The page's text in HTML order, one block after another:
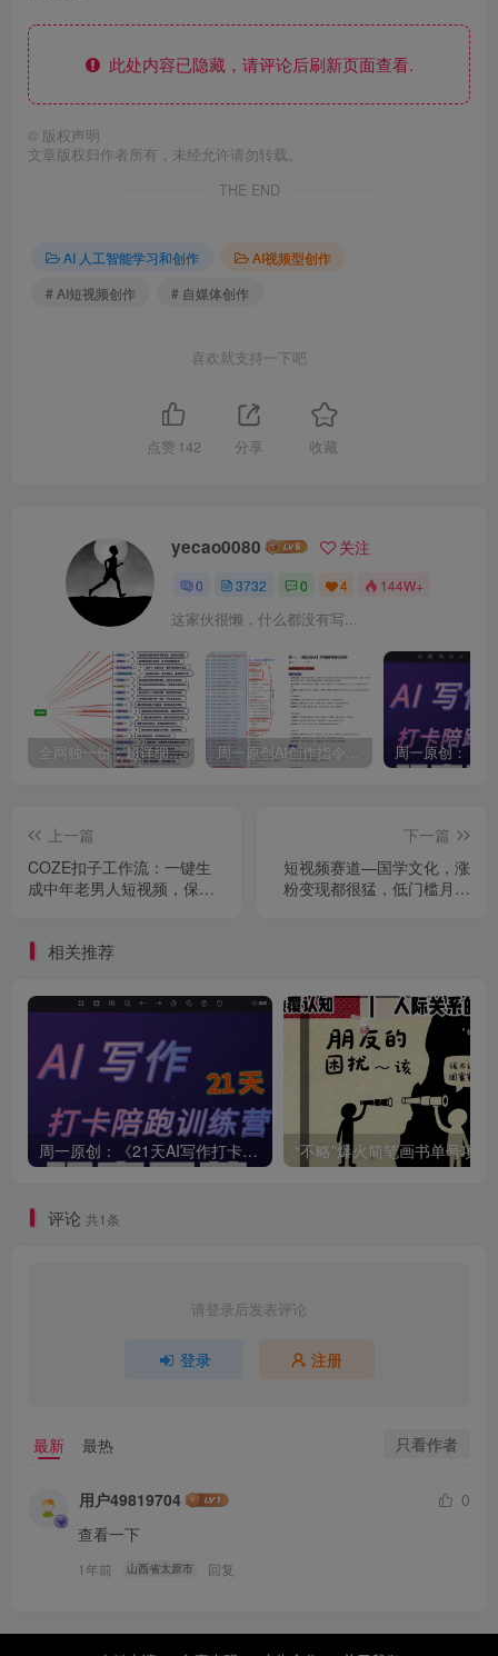
此处内容已隐藏，请评论后刷新页面查看.
© 版权声明
文章版权归作者所有，未经允许请勿转载。
THE END
AI 人工智能学习和创作
AI视频型创作
# AI短视频创作
# 自媒体创作
喜欢就支持一下吧
点赞 142 分享 收藏
yecao0080 关注
0 3732 0 4 144W+
这家伙很懒，什么都没有写...
全网独一份：超详细的40+个自媒体赛道领域解析手册，让你的内容创作不再局限！ 周一原创AI创作指令词：30+个领域赛道的创作提示词集合
上一篇
COZE扣子工作流：一键生
成中年老男人短视频，保姆
下一篇
短视频赛道—国学文化，涨
粉变现都很猛，低门槛月变
相关推荐
周一原创：《21天AI写作打卡陪跑训练营》全部内容讲解！（网站会员免费学习…）
评论 共1条
请登录后发表评论
登录 注册
最新 最热 只看作者
用户49819704
0
查看一下
1年前 山西省太原市 回复